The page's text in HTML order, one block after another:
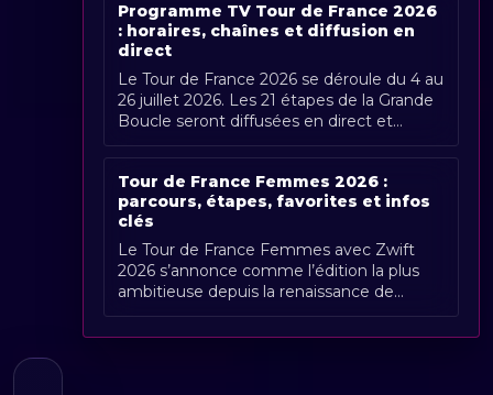
Programme TV Tour de France 2026
: horaires, chaînes et diffusion en
direct
Le Tour de France 2026 se déroule du 4 au
26 juillet 2026. Les 21 étapes de la Grande
Boucle seront diffusées en direct et
gratuitement en France par France [...]
Tour de France Femmes 2026 :
parcours, étapes, favorites et infos
clés
Le Tour de France Femmes avec Zwift
2026 s’annonce comme l’édition la plus
ambitieuse depuis la renaissance de
l’épreuve. Organisée du 1er au 9 août
2026, [...]